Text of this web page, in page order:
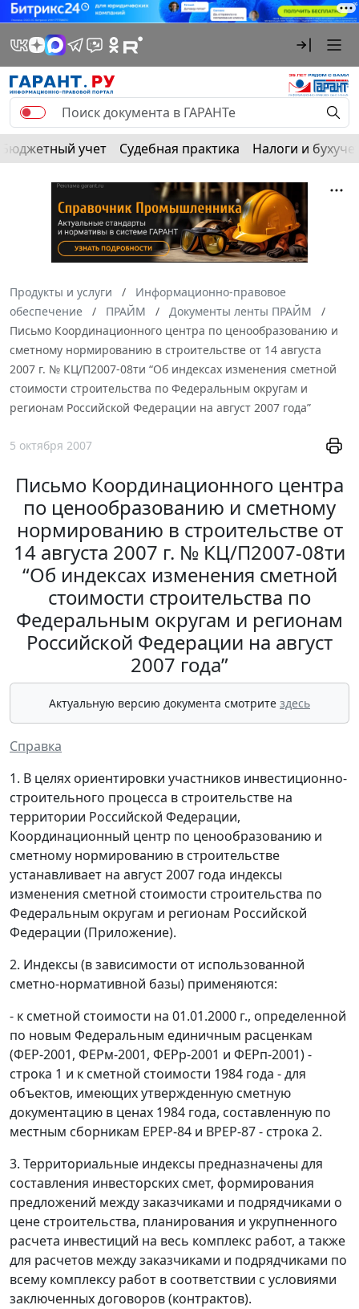
Бюджетный учет Судебная практика Налоги и
Продукты и услуги
Информационно-правовое
обеспечение
ПРАЙМ
Документы ленты ПРАЙМ
Письмо Координационного центра по ценообразованию и
сметному нормированию в строительстве от 14 августа
2007 г. № КЦ/П2007-08ти “Об индексах изменения сметной
стоимости строительства по Федеральным округам и
регионам Российской Федерации на август 2007 года”
5 октября 2007
Письмо Координационного центра
по ценообразованию и сметному
нормированию в строительстве от
14 августа 2007 г. № КЦ/П2007-08ти
“Об индексах изменения сметной
стоимости строительства по
Федеральным округам и регионам
Российской Федерации на август
2007 года”
Актуальную версию документа смотрите здесь
Справка
1. В целях ориентировки участников инвестиционно-
строительного процесса в строительстве на
территории Российской Федерации,
Координационный центр по ценообразованию и
сметному нормированию в строительстве
устанавливает на август 2007 года индексы
изменения сметной стоимости строительства по
Федеральным округам и регионам Российской
Федерации (Приложение).
2. Индексы (в зависимости от использованной
сметно-нормативной базы) применяются:
- к сметной стоимости на 01.01.2000 г., определенной
по новым Федеральным единичным расценкам
(ФЕР-2001, ФЕРм-2001, ФЕРр-2001 и ФЕРп-2001) -
строка 1 и к сметной стоимости 1984 года - для
объектов, имеющих утвержденную сметную
документацию в ценах 1984 года, составленную по
местным сборникам ЕРЕР-84 и ВРЕР-87 - строка 2.
3. Территориальные индексы предназначены для
составления инвесторских смет, формирования
предложений между заказчиками и подрядчиками о
цене строительства, планирования и укрупненного
расчета инвестиций на весь комплекс работ, а также
для расчетов между заказчиками и подрядчиками по
всему комплексу работ в соответствии с условиями
заключенных договоров (контрактов).